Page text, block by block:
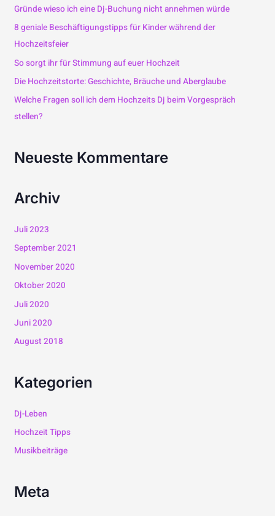
e
n
n
c
:
Gründe wieso ich eine Dj-Buchung nicht annehmen würde
8 geniale Beschäftigungstipps für Kinder während der
Hochzeitsfeier
So sorgt ihr für Stimmung auf euer Hochzeit
Die Hochzeitstorte: Geschichte, Bräuche und Aberglaube
Welche Fragen soll ich dem Hochzeits Dj beim Vorgespräch
stellen?
Neueste Kommentare
Archiv
Juli 2023
September 2021
November 2020
Oktober 2020
Juli 2020
Juni 2020
August 2018
Kategorien
Dj-Leben
Hochzeit Tipps
Musikbeiträge
Meta